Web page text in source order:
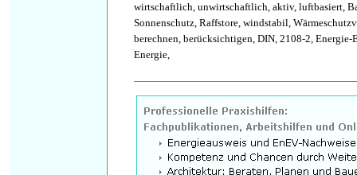
wirtschaftlich, unwirtschaftlich, aktiv, luftbasiert,
Sonnenschutz, Raffstore, windstabil,
berechnen, berücksichtigen, DIN, 2108-2, Energie-
Energie,